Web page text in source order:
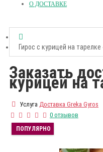
О ДОСТАВКЕ
Гирос с курицей на тарелке
Заказать
курицей на
Услуга Доставка Greka Gyros
0 отзывов
ПОПУЛЯРНО